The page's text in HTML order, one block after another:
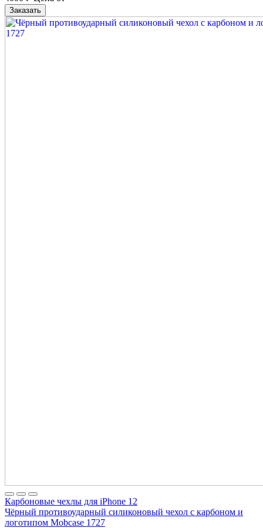
Заказать
Карбоновые чехлы для iPhone 12
Чёрный противоударный силиконовый чехол с карбоном и
логотипом Mobcase 1727